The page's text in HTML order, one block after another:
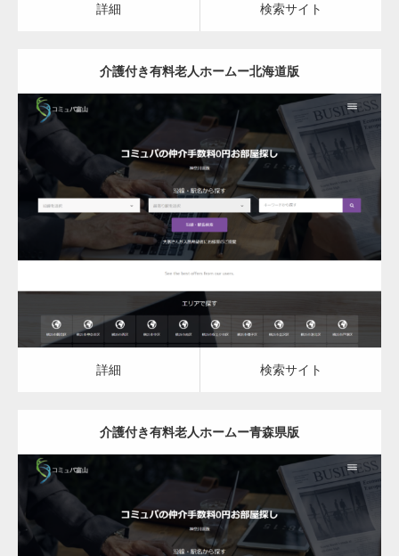
詳細 検索サイト
介護付き有料老人ホームー北海道版
更新日： 2023.03.08
介護付き有料老人ホーム
詳細 検索サイト
詳細 検索サイト
介護付き有料老人ホームー青森県版
更新日： 2023.03.08